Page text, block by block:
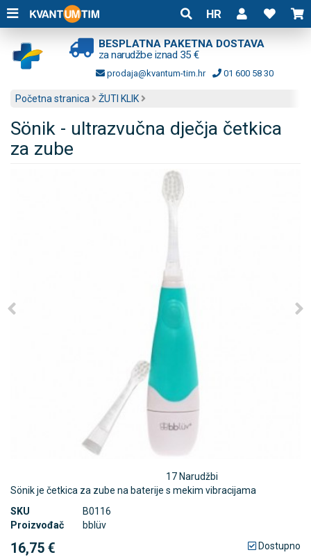
HR
BESPLATNA PAKETNA DOSTAVA
za narudžbe iznad 35 €
prodaja@kvantum-tim.hr 01 600 58 30
Početna stranica ŽUTI KLIK
Sönik - ultrazvučna dječja četkica
za zube
17 Narudžbi
Sönik je četkica za zube na baterije s mekim vibracijama
SKU
B0116
Proizvođač
bblüv
16,75 € Dostupno